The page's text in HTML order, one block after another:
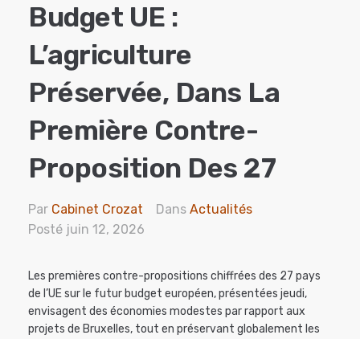
Budget UE :
L’agriculture
Préservée, Dans La
Première Contre-
Proposition Des 27
Par Cabinet Crozat Dans Actualités
Posté juin 12, 2026
Les premières contre-propositions chiffrées des 27 pays
de l’UE sur le futur budget européen, présentées jeudi,
envisagent des économies modestes par rapport aux
projets de Bruxelles, tout en préservant globalement les